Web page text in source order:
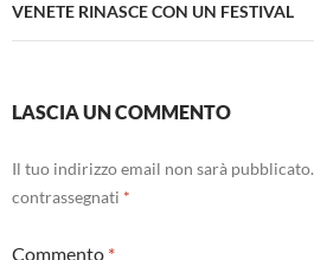
VENETE RINASCE CON UN FESTIVAL
LASCIA UN COMMENTO
Il tuo indirizzo email non sarà pubblicato.
contrassegnati *
Commento *